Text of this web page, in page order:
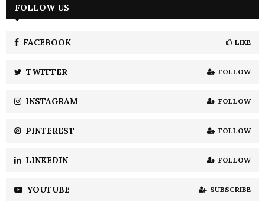
h
H
FOLLOW US
FACEBOOK LIKE
TWITTER FOLLOW
INSTAGRAM FOLLOW
PINTEREST FOLLOW
LINKEDIN FOLLOW
YOUTUBE SUBSCRIBE